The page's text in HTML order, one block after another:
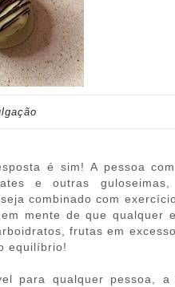
é sim! A pessoa
e outras
combinado com
mente de que qualquer
frutas em
equilíbrio!
para qualquer pessoa, a